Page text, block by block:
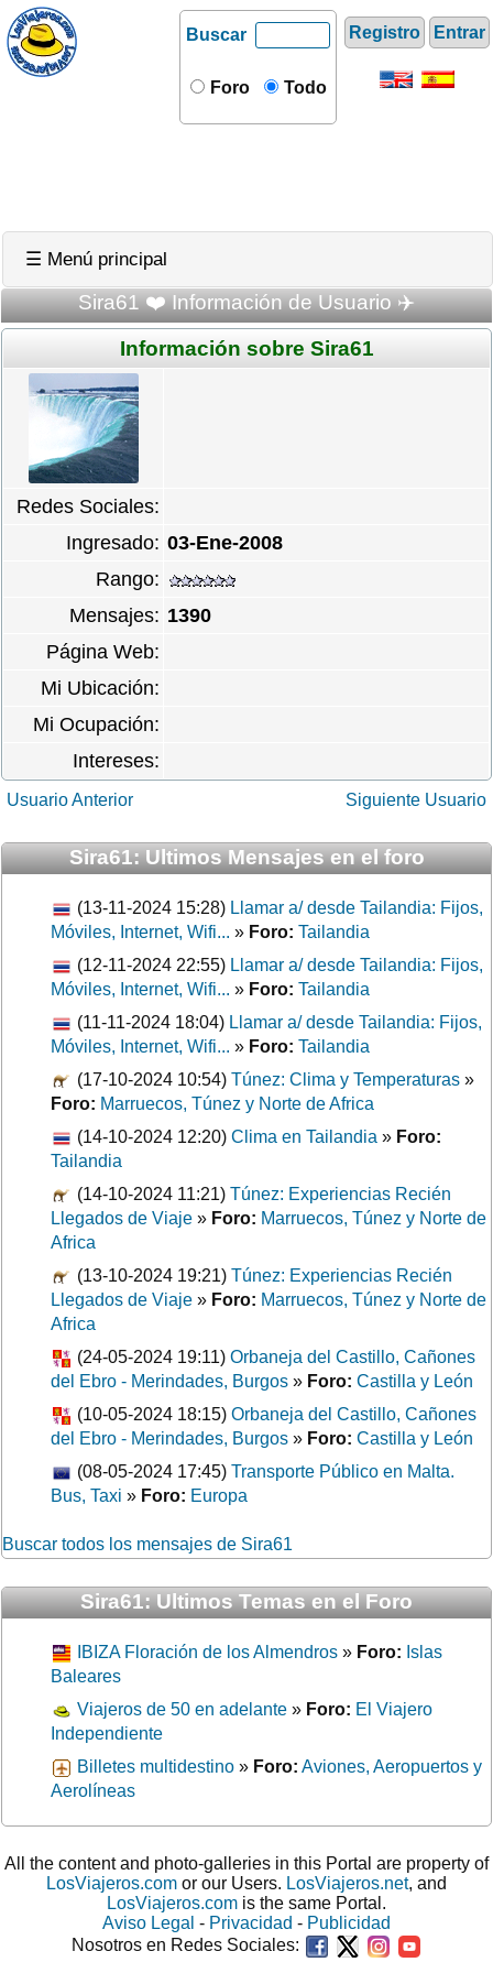
Registro Entrar
Buscar
Foro Todo
☰ Menú principal
Sira61 ❤️ Información de Usuario ✈️
Información sobre Sira61
Redes Sociales:
Ingresado: 03-Ene-2008
Rango:
Mensajes: 1390
Página Web:
Mi Ubicación:
Mi Ocupación:
Intereses:
Usuario Anterior Siguiente Usuario
Sira61: Ultimos Mensajes en el foro
(13-11-2024 15:28) Llamar a/ desde Tailandia: Fijos,
Móviles, Internet, Wifi... » Foro: Tailandia
(12-11-2024 22:55) Llamar a/ desde Tailandia: Fijos,
Móviles, Internet, Wifi... » Foro: Tailandia
(11-11-2024 18:04) Llamar a/ desde Tailandia: Fijos,
Móviles, Internet, Wifi... » Foro: Tailandia
(17-10-2024 10:54) Túnez: Clima y Temperaturas »
Foro: Marruecos, Túnez y Norte de Africa
(14-10-2024 12:20) Clima en Tailandia » Foro:
Tailandia
(14-10-2024 11:21) Túnez: Experiencias Recién
Llegados de Viaje » Foro: Marruecos, Túnez y Norte de
Africa
(13-10-2024 19:21) Túnez: Experiencias Recién
Llegados de Viaje » Foro: Marruecos, Túnez y Norte de
Africa
(24-05-2024 19:11) Orbaneja del Castillo, Cañones
del Ebro - Merindades, Burgos » Foro: Castilla y León
(10-05-2024 18:15) Orbaneja del Castillo, Cañones
del Ebro - Merindades, Burgos » Foro: Castilla y León
(08-05-2024 17:45) Transporte Público en Malta.
Bus, Taxi » Foro: Europa
Buscar todos los mensajes de Sira61
Sira61: Ultimos Temas en el Foro
IBIZA Floración de los Almendros » Foro: Islas
Baleares
Viajeros de 50 en adelante » Foro: El Viajero
Independiente
Billetes multidestino » Foro: Aviones, Aeropuertos y
Aerolíneas
All the content and photo-galleries in this Portal are property of
LosViajeros.com or our Users. LosViajeros.net, and
LosViajeros.com is the same Portal.
Aviso Legal - Privacidad - Publicidad
Nosotros en Redes Sociales: